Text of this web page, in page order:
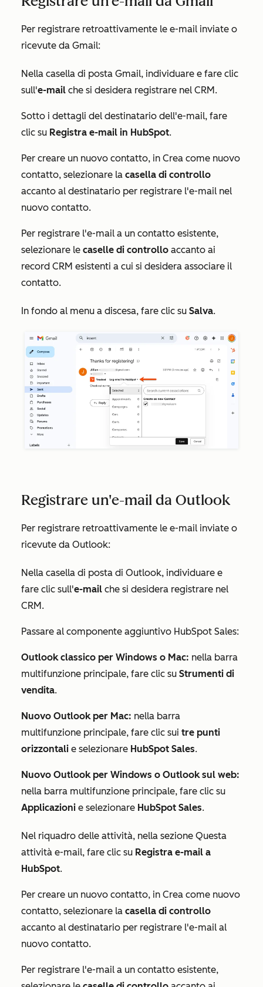
Per registrare retroattivamente le e-mail inviate o
ricevute da Gmail:
Nella casella di posta Gmail, individuare e fare clic
sull'e-mail che si desidera registrare nel CRM.
Sotto i dettagli del destinatario dell'e-mail, fare
clic su Registra e-mail in HubSpot.
Per creare un nuovo contatto, in Crea come nuovo
contatto, selezionare la casella di controllo
accanto al destinatario per registrare l'e-mail nel
nuovo contatto.
Per registrare l'e-mail a un contatto esistente,
selezionare le caselle di controllo accanto ai
record CRM esistenti a cui si desidera associare il
contatto.
In fondo al menu a discesa, fare clic su Salva.
Registrare un'e-mail da Outlook
Per registrare retroattivamente le e-mail inviate o
ricevute da Outlook:
Nella casella di posta di Outlook, individuare e
fare clic sull'e-mail che si desidera registrare nel
CRM.
Passare al componente aggiuntivo HubSpot Sales:
Outlook classico per Windows o Mac: nella barra
multifunzione principale, fare clic su Strumenti di
vendita.
Nuovo Outlook per Mac: nella barra
multifunzione principale, fare clic sui tre punti
orizzontali e selezionare HubSpot Sales.
Nuovo Outlook per Windows o Outlook sul web:
nella barra multifunzione principale, fare clic su
Applicazioni e selezionare HubSpot Sales.
Nel riquadro delle attività, nella sezione Questa
attività e-mail, fare clic su Registra e-mail a
HubSpot.
Per creare un nuovo contatto, in Crea come nuovo
contatto, selezionare la casella di controllo
accanto al destinatario per registrare l'e-mail al
nuovo contatto.
Per registrare l'e-mail a un contatto esistente,